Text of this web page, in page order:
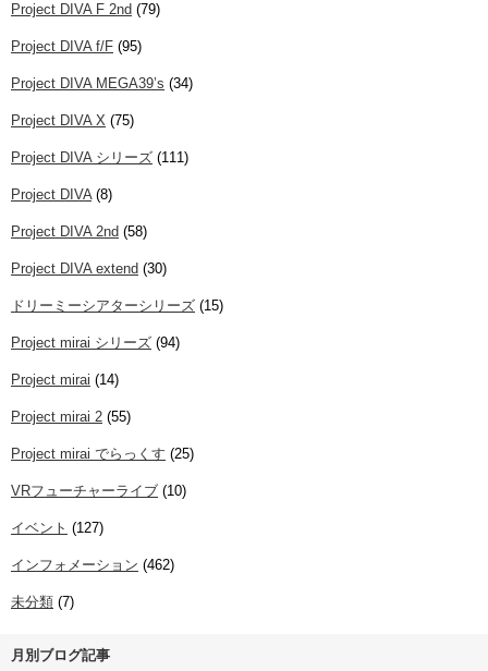
Project DIVA F 2nd (79)
Project DIVA f/F (95)
Project DIVA MEGA39’s (34)
Project DIVA X (75)
Project DIVA シリーズ (111)
Project DIVA(8)
Project DIVA 2nd (58)
Project DIVA extend (30)
ドリーミーシアターシリーズ (15)
Project mirai シリーズ (94)
Project mirai (14)
Project mirai 2 (55)
Project mirai でらっくす (25)
VRフューチャーライブ (10)
イベント (127)
インフォメーション (462)
未分類 (7)
月別ブログ記事